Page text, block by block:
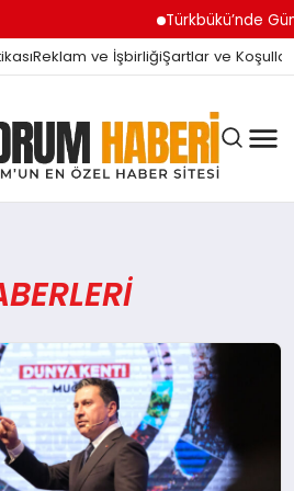
Türkbükü’nde
Reklam ve İşbirliğiŞartlar ve Koşullar